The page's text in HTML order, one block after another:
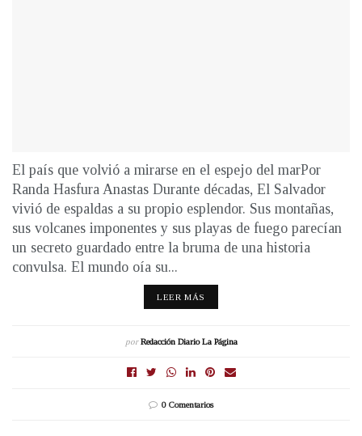
El país que volvió a mirarse en el espejo del marPor
Randa Hasfura Anastas Durante décadas, El Salvador
vivió de espaldas a su propio esplendor. Sus montañas,
sus volcanes imponentes y sus playas de fuego parecían
un secreto guardado entre la bruma de una historia
convulsa. El mundo oía su...
LEER MÁS
por Redacción Diario La Página
0 Comentarios